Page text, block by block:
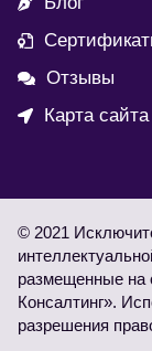
Отзывы
Карта сайта
© 2021
размещенные на
Консалтинг».
разрешения